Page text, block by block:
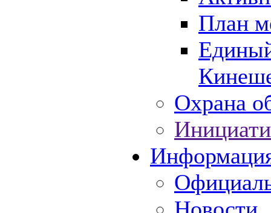
План
Охрана